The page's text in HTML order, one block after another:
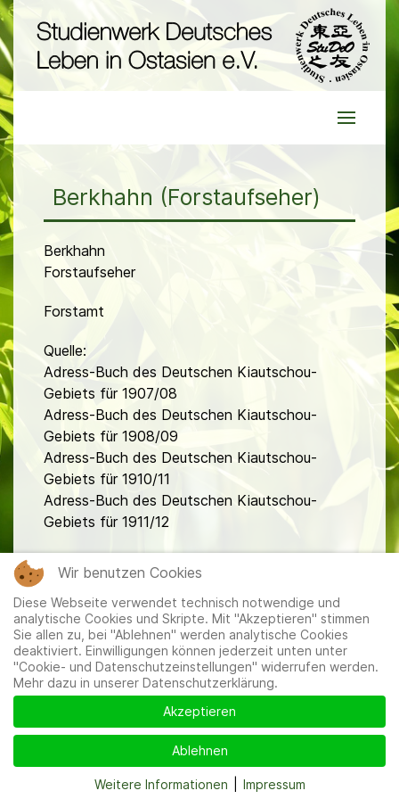
Berkhahn (Forstaufseher)
Berkhahn
Forstaufseher
Forstamt
Quelle:
Adress-Buch des Deutschen Kiautschou-
Gebiets für 1907/08
Adress-Buch des Deutschen Kiautschou-
Gebiets für 1908/09
Adress-Buch des Deutschen Kiautschou-
Gebiets für 1910/11
Adress-Buch des Deutschen Kiautschou-
Gebiets für 1911/12
Mitglieder|Impressum|Datenschutzerklärung|Cookie-
und Datenschutzeinstellungen
Wir benutzen Cookies
Diese Webseite verwendet technisch notwendige und
analytische Cookies und Skripte. Mit "Akzeptieren" stimmen
Sie allen zu, bei "Ablehnen" werden analytische Cookies
deaktiviert. Einwilligungen können jederzeit unten unter
"Cookie- und Datenschutzeinstellungen" widerrufen werden.
Mehr dazu in unserer Datenschutzerklärung.
Akzeptieren
Ablehnen
Weitere Informationen Impressum